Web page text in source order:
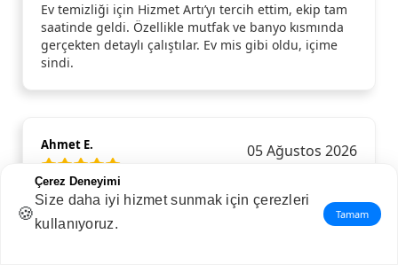
Ev temizliği için Hizmet Artı’yı tercih ettim, ekip tam
saatinde geldi. Özellikle mutfak ve banyo kısmında
gerçekten detaylı çalıştılar. Ev mis gibi oldu, içime
sindi.
Ahmet E. 05 Ağustos 2026
Evim için detaylı temizlik hizmeti aldım ve açıkçası
bu kadar fark yaratacağını beklemiyordum. Özellikle
mutfak ve banyoda yapılan temizlik gerçekten ince
🍪
Çerez Deneyimi
Size daha iyi hizmet sunmak için çerezleri
kullanıyoruz.
Tamam